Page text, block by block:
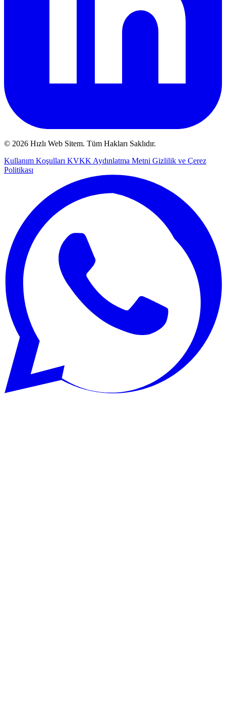
© 2026 Hızlı Web Sitem. Tüm Hakları Saklıdır.
Kullanım Koşulları KVKK Aydınlatma Metni Gizlilik ve Çerez
Politikası